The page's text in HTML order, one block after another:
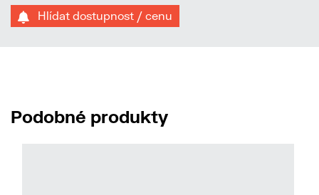
Hlídat dostupnost / cenu
Podobné produkty